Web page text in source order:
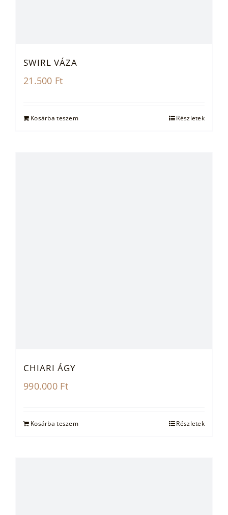
SWIRL VÁZA
21.500 Ft
Kosárba teszem Részletek
CHIARI ÁGY
990.000 Ft
Kosárba teszem Részletek